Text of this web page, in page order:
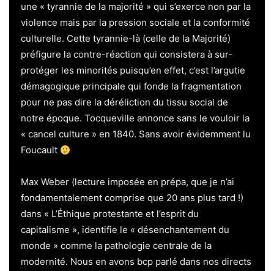
une « tyrannie de la majorité » qui s’exerce non par la
violence mais par la pression sociale et la conformité
culturelle. Cette tyrannie-là (celle de la Majorité)
préfigure la contre-réaction qui consistera à sur-
protéger les minorités puisqu’en effet, c’est l’argutie
démagogique principale qui fonde la fragmentation
pour ne pas dire la déréliction du tissu social de
notre époque. Tocqueville annonce sans le vouloir la
« cancel culture » en 1840. Sans avoir évidemment lu
Foucault
Max Weber (lecture imposée en prépa, que je n’ai
fondamentalement comprise que 20 ans plus tard !)
dans « L’Éthique protestante et l’esprit du
capitalisme », identifie le « désenchantement du
monde » comme la pathologie centrale de la
modernité. Nous en avons bcp parlé dans nos directs